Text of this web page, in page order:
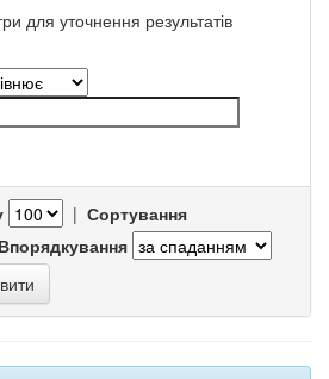
для уточнення результатів
| Сортування
Впорядкування